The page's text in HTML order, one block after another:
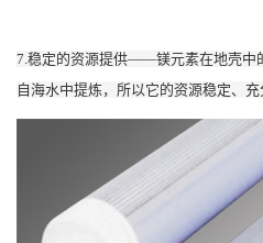
7.稳定的资源提供——镁元素在地壳中
自海水中提炼，所以它的资源稳定、充